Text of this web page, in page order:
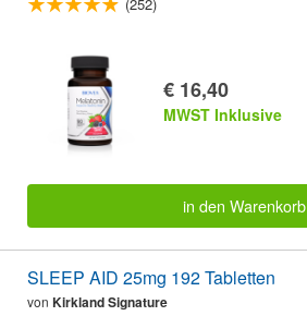
€ 16,40
MWST Inklusive
in den Warenkorb
SLEEP AID 25mg 192 Tabletten
von Kirkland Signature